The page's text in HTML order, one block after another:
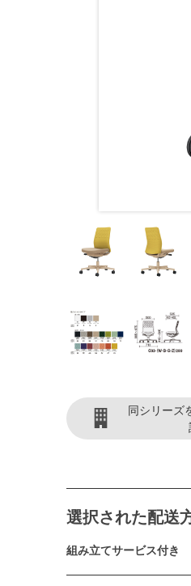
同シリーズ
選択された配送
組み立てサービス付き